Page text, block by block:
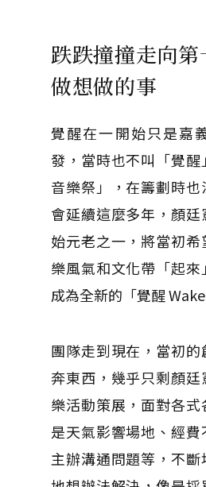
跌跌撞撞走向
做想做的事
覺醒在一開始只是嘉
發，當時也不叫「覺
音樂祭」，在籌劃時
會延續這麼多年，顏
始元老之一，將當初
樂風氣和文化帶「起
成為全新的「覺醒
團隊走到現在，當初
奔東西，幾乎只剩顏
樂活動策展，面對各
是天氣影響場地、經
主辦溝通問題等，不